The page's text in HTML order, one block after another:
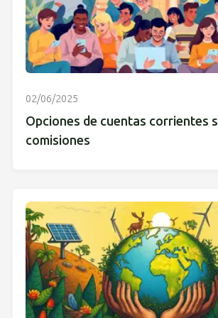
02/06/2025
Opciones de cuentas corrientes
comisiones